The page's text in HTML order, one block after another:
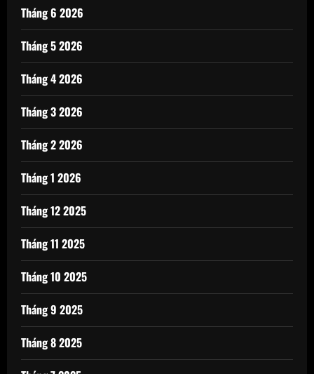
Tháng 6 2026
Tháng 5 2026
Tháng 4 2026
Tháng 3 2026
Tháng 2 2026
Tháng 1 2026
Tháng 12 2025
Tháng 11 2025
Tháng 10 2025
Tháng 9 2025
Tháng 8 2025